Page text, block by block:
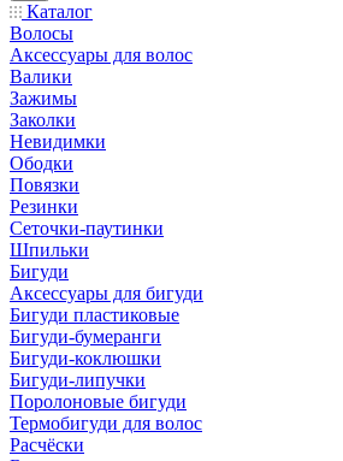
Каталог
Волосы
Аксессуары для волос
Валики
Зажимы
Заколки
Невидимки
Ободки
Повязки
Резинки
Сеточки-паутинки
Шпильки
Бигуди
Аксессуары для бигуди
Бигуди пластиковые
Бигуди-бумеранги
Бигуди-коклюшки
Бигуди-липучки
Поролоновые бигуди
Термобигуди для волос
Расчёски